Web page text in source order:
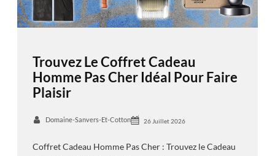
Trouvez Le Coffret Cadeau
Homme Pas Cher Idéal Pour Faire
Plaisir
Domaine-Sanvers-Et-Cotton 26 Juillet 2026
Coffret Cadeau Homme Pas Cher : Trouvez le Cadeau